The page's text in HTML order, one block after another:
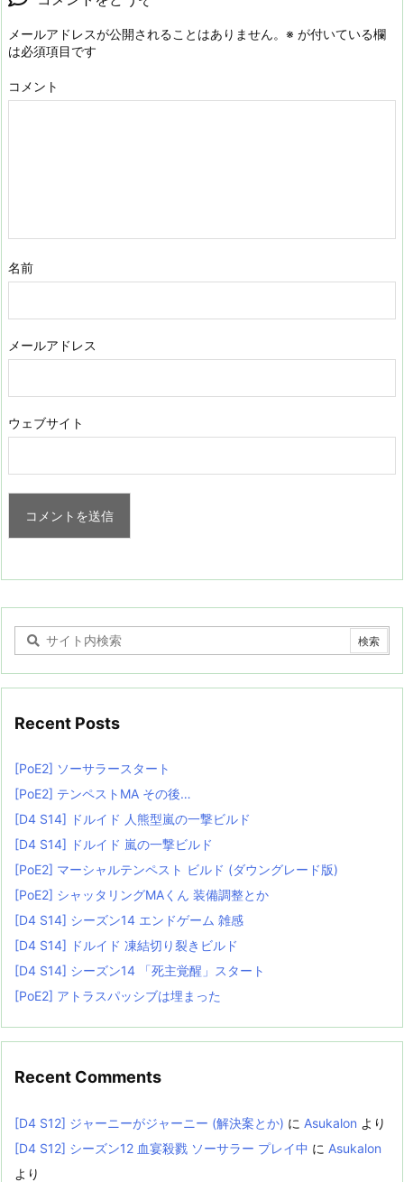
メールアドレスが公開されることはありません。 ※ が付いている欄
は必須項目です
コメント
名前
メールアドレス
ウェブサイト
Recent Posts
[PoE2] ソーサラースタート
[PoE2] テンペストMA その後…
[D4 S14] ドルイド 人熊型嵐の一撃ビルド
[D4 S14] ドルイド 嵐の一撃ビルド
[PoE2] マーシャルテンペスト ビルド (ダウングレード版)
[PoE2] シャッタリングMAくん 装備調整とか
[D4 S14] シーズン14 エンドゲーム 雑感
[D4 S14] ドルイド 凍結切り裂きビルド
[D4 S14] シーズン14 「死主覚醒」スタート
[PoE2] アトラスパッシブは埋まった
Recent Comments
[D4 S12] ジャーニーがジャーニー (解決案とか) に Asukalon より
[D4 S12] シーズン12 血宴殺戮 ソーサラー プレイ中 に Asukalon
より